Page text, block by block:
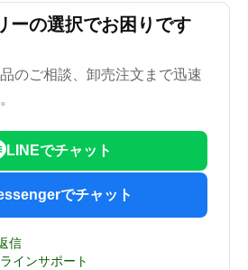
ーの選択でお困りです
のご相談、卸売注文まで迅速
LINEでチャット
でチャット
信
インサポート